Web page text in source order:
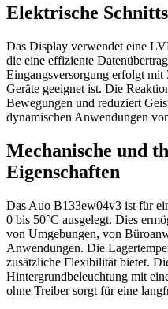
Elektrische
Das Display verwendet eine
die eine effiziente
Eingangsversorgung erfolgt mit
Geräte geeignet ist. Die
Bewegungen und reduziert
dynamischen Anwendungen
Mechanische und
Eigenschaften
Das Auo B133ew04v3 ist für
0 bis 50°C ausgelegt. Dies
von Umgebungen, von
Anwendungen. Die
zusätzliche Flexibilität bietet.
Hintergrundbeleuchtung mit
ohne Treiber sorgt für eine